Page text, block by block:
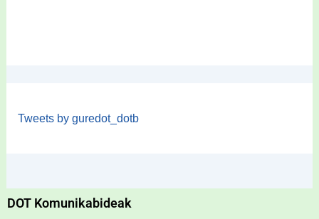
Tweets by guredot_dotb
DOT Komunikabideak